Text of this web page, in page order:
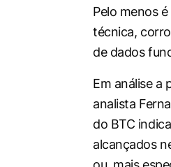
Pelo menos
técnica,
de dados
Em análise a
analista
do BTC
alcançados